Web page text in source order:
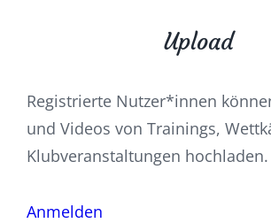
Upload
Registrierte Nutzer*innen
und Videos von Trainings,
Klubveranstaltungen hochladen.
Anmelden